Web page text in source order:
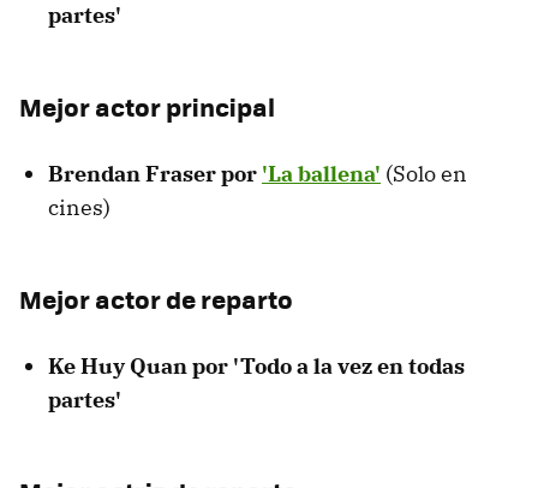
partes'
Mejor actor principal
Brendan Fraser por 'La ballena' (Solo en
cines)
Mejor actor de reparto
Ke Huy Quan por 'Todo a la vez en todas
partes'